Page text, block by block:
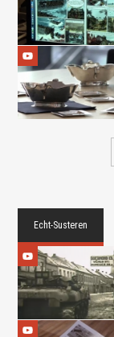
Echt-Susteren